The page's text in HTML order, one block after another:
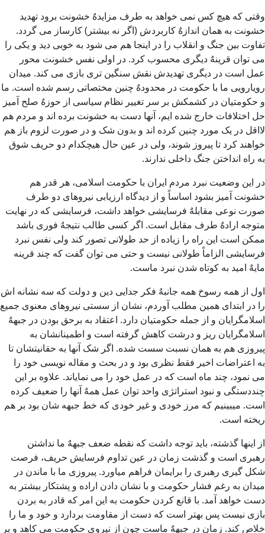
وقتی که هیچ کس نمی خواهد به طرف مزایدهٌ خشونت برود تهدید
خشونت به همان اندازهٌ کاربردش (اگر نه بیشتر) کارساز می گردد.
تفاوت بین جنگ و انقلاب را در اینجا هم می شود به خوبی دید و یکی را
می توان قرینهٌ دیگری محسوب کرد. در اولی نفس خشونت محور
عمل است در دیگری تهدیدش نقش سنگین تری بازی می کند. میدان
رویارویی ما با حکومت در محدودهٌ چنین مختصاتی رسم شده است. ما
و حکومتیان در کشمکش بر سر تغییر نظام سیاسی از حوزهٌ صلح آمیز
حل اختلافات خارج شده ایم، آنها دست به خشونت برده اند و مردم هم
لااقل در یک مورد چنین کرده اند و بدون شک و در صورت لزوم باز هم
خواهند کرد تا پیروز شوند، ولی در عین حال هیچکدام دو حریف شوق
به راه انداختن جنگ داخلی ندارند.
در این وضعیت نبرد مردم ایران با حكومت اسلامی، هر قدر هم
خشونت آمیز بشود اساساً و از دیدگاه ارزیابی نیروهای دو طرف
صورت نوعی مقابلهٌ فرسایشی خواهد داشت، فرسایشی که در نهایت
متوجه ارادهٌ طرف مقابل است. اگر كسی طالب نتیجهٌ فوری باشد
ممكن است این راه را زیاده از حد طولانی تصور كند ولی نفس نبرد
فرسایشی الزاماً طولانی نیست و حتی می توان گفت که چند قرینه
مایهٌ امید به کوتاه شدن نبرد ماست.
اول از همه رسوخ همه جانبهٌ فکر جدایی دین و دولت که سه نشانه اش
را در ابتدای همین مطلب آوردم، نشان از سستی نیروهای معنوی جمیع
اسلامگرایان و از جمله حكومتیان دارد. اعتقاد به برحق بودن در جبههٌ
اسلامگرایان ریز و درشت كاهش گرفته است و اطمینانشان به
پیروزی هم به همان نسبت سست شده. اگر شک آنها به حقانیتشان تا
به اعتراضات اخیر فقط نظری بود و در بحث و مقاله نویسی خود را
می نمود، چند ماه است که در عمل خود را می نمایاند. علاوه بر این
چنددستگی و نبود استراتژی واحد توان عمل همهٌ آنها را ضعیف کرده
است. میبینیم که مرز خودی و غیر خودی که خط جبهه شان بود بر هم
ریخته است.
از اینها گذشته، باید توجه داشت كه نقطه ضعف جبههٌ ما نداشتن
رهبری است و گذشت زمان در عین تداوم فرسایش حریف، فرصت
شكل گیری رهبری را برایمان فراهم میاورد. پیروزی ما با ماندن در
میدان به رغم فشار حكومت و با نشان دادن اراده و پشتكار بیشتر به
دست خواهد آمد. با قانع كردن حكومت به این امر كه قادر به بردن
بازی نیست پس بهتر است كه دست از مقاومت بردارد و خود و ما را
خلاص کند. زمان در جبههٌ ماست چون از نیروی حکومت می کاهد و بر